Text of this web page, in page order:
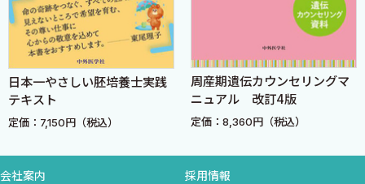
Column06 受精時期の精子の運動変化
7 精子の頸管粘液内通過
性交後試験（Huhner test）の方法と意義について教えてくだ
さい． ＜鍋田基生＞
Column07 頸管粘液による精子の受精能獲得について
日本一やさしい胚培養士実践
テキスト
定価：7,150円（税込）
周産期遺伝カウンセリングマ
ニュアル 改訂4版
定価：8,360円（税込）
会社案内 採用情報